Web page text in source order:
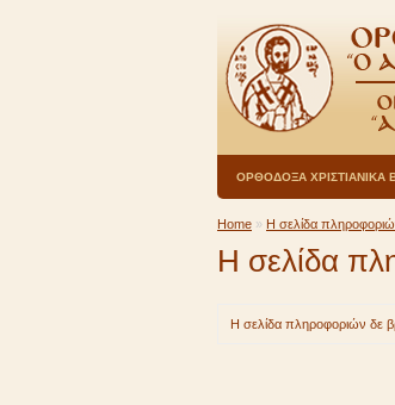
ΟΡΘΟΔΟΞΑ ΧΡΙΣΤΙΑΝΙΚΑ
Home » Η σελίδα
Η σελίδα
Η σελίδα πληροφοριών δε